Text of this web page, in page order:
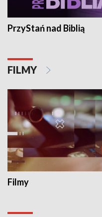
PrzyStań nad Biblią
FILMY
Filmy